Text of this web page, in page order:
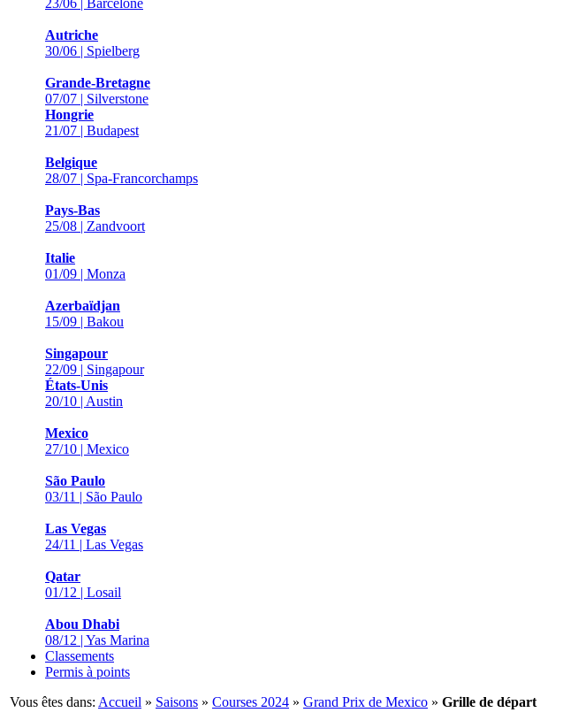
23/06 | Barcelone
Autriche
30/06 | Spielberg
Grande-Bretagne
07/07 | Silverstone
Hongrie
21/07 | Budapest
Belgique
28/07 | Spa-Francorchamps
Pays-Bas
25/08 | Zandvoort
Italie
01/09 | Monza
Azerbaïdjan
15/09 | Bakou
Singapour
22/09 | Singapour
États-Unis
20/10 | Austin
Mexico
27/10 | Mexico
São Paulo
03/11 | São Paulo
Las Vegas
24/11 | Las Vegas
Qatar
01/12 | Losail
Abou Dhabi
08/12 | Yas Marina
Classements
Permis à points
Vous êtes dans: Accueil » Saisons » Courses 2024 » Grand Prix de Mexico » Grille de départ